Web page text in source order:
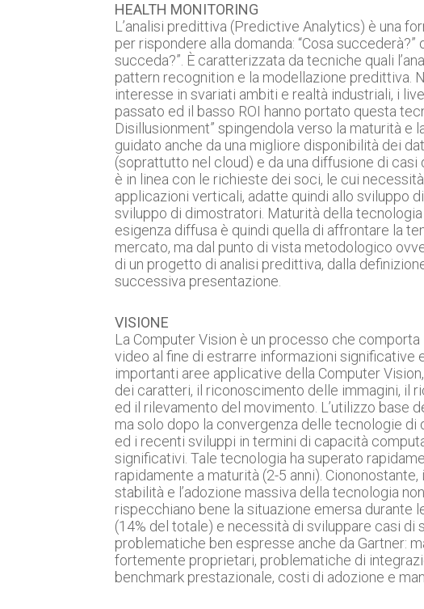
HEALTH MONITORING
L’analisi predittiva (Predictive Analytics) è una
per rispondere alla domanda: “Cosa
succeda?”. È caratterizzata da tecniche quali
pattern recognition e la modellazione predittiva.
interesse in svariati ambiti e realtà industriali, i
passato ed il basso ROI hanno portato questa
Disillusionment” spingendola verso la maturità e
guidato anche da una migliore disponibilità dei
(soprattutto nel cloud) e da una diffusione di
è in linea con le richieste dei soci, le cui
applicazioni verticali, adatte quindi allo sviluppo
sviluppo di dimostratori. Maturità della
esigenza diffusa è quindi quella di affrontare la
mercato, ma dal punto di vista metodologico
di un progetto di analisi predittiva, dalla
successiva presentazione.
VISIONE
La Computer Vision è un processo che comporta
video al fine di estrarre informazioni significative
importanti aree applicative della Computer
dei caratteri, il riconoscimento delle immagini, il
ed il rilevamento del movimento. L’utilizzo base
ma solo dopo la convergenza delle tecnologie di
ed i recenti sviluppi in termini di capacità
significativi. Tale tecnologia ha superato
rapidamente a maturità (2-5 anni).
stabilità e l’adozione massiva della tecnologia
rispecchiano bene la situazione emersa durante
(14% del totale) e necessità di sviluppare casi di
problematiche ben espresse anche da Gartner:
fortemente proprietari, problematiche di
benchmark prestazionale, costi di adozione e